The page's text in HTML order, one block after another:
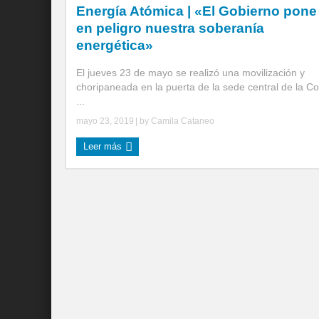
Energía Atómica | «El Gobierno pone
en peligro nuestra soberanía
energética»
El jueves 23 de mayo se realizó una movilización y
choripaneada en la puerta de la sede central de la
mayo 23, 2019 | by Camila Cataneo
Leer más